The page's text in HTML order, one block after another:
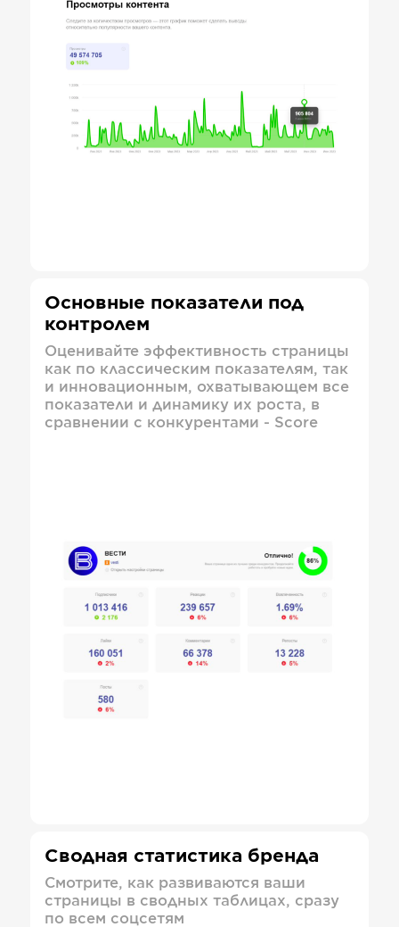
Основные показатели под
контролем
Оценивайте эффективность страницы
как по классическим показателям, так
и инновационным, охватывающем все
показатели и динамику их роста, в
сравнении с конкурентами - Score
Сводная статистика бренда
Смотрите, как развиваются ваши
страницы в сводных таблицах, сразу
по всем соцсетям